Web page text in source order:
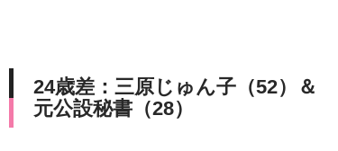
24歳差：三原じゅん子（52）＆
元公設秘書（28）